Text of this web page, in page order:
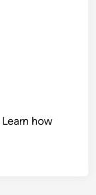
Learn how